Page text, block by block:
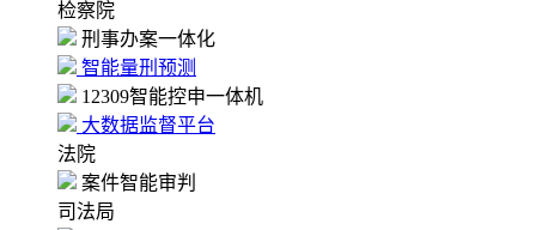
检察院
刑事办案一体化
智能量刑预测
12309智能控申一体机
大数据监督平台
法院
案件智能审判
司法局